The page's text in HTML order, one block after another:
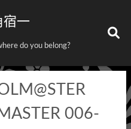
宿一
do you belong?
006-